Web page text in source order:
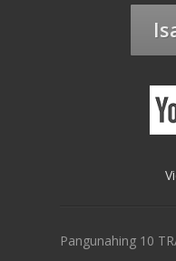
Pangunahing 10